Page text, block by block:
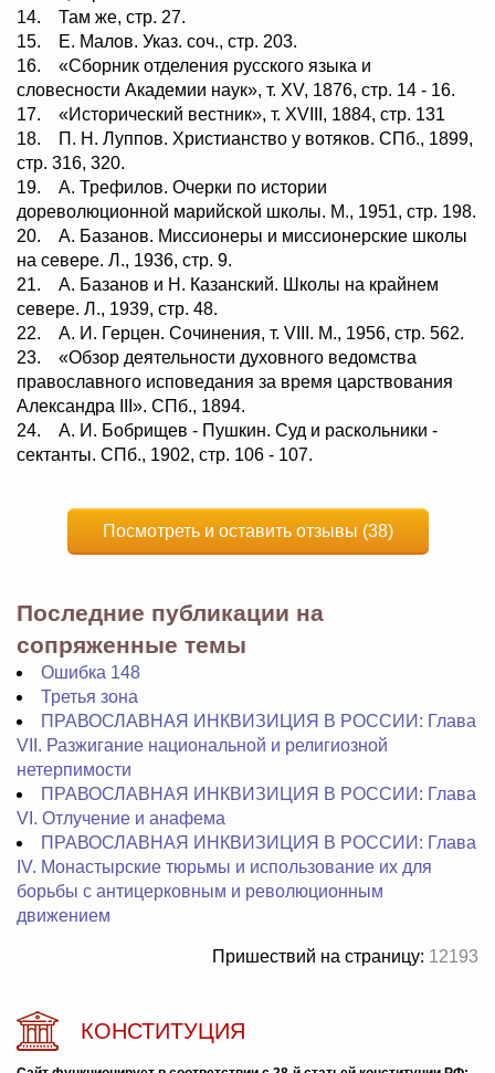
14. Там же, стр. 27.
15. Е. Малов. Указ. соч., стр. 203.
16. «Сборник отделения русского языка и
словесности Академии наук», т. XV, 1876, стр. 14 - 16.
17. «Исторический вестник», т. XVIII, 1884, стр. 131
18. П. Н. Луппов. Христианство у вотяков. СПб., 1899,
стр. 316, 320.
19. А. Трефилов. Очерки по истории
дореволюционной марийской школы. М., 1951, стр. 198.
20. А. Базанов. Миссионеры и миссионерские школы
на севере. Л., 1936, стр. 9.
21. А. Базанов и Н. Казанский. Школы на крайнем
севере. Л., 1939, стр. 48.
22. А. И. Герцен. Сочинения, т. VIII. М., 1956, стр. 562.
23. «Обзор деятельности духовного ведомства
православного исповедания за время царствования
Александра III». СПб., 1894.
24. А. И. Бобрищев - Пушкин. Суд и раскольники -
сектанты. СПб., 1902, стр. 106 - 107.
Посмотреть и оставить отзывы (38)
Последние публикации на
сопряженные темы
Ошибка 148
Третья зона
ПРАВОСЛАВНАЯ ИНКВИЗИЦИЯ В РОССИИ: Глава
VII. Разжигание национальной и религиозной
нетерпимости
ПРАВОСЛАВНАЯ ИНКВИЗИЦИЯ В РОССИИ: Глава
VI. Отлучение и анафема
ПРАВОСЛАВНАЯ ИНКВИЗИЦИЯ В РОССИИ: Глава
IV. Монастырские тюрьмы и использование их для
борьбы с антицерковным и революционным
движением
Пришествий на страницу: 12193
КОНСТИТУЦИЯ